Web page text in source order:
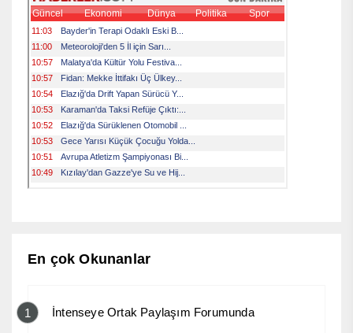
En çok Okunanlar
1 İntenseye Ortak Paylaşım Forumunda